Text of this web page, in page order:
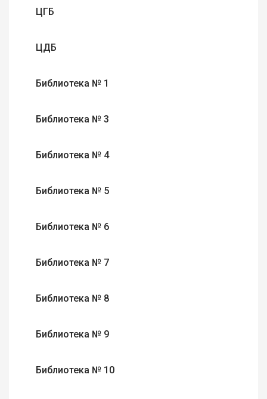
ЦГБ
ЦДБ
Библиотека № 1
Библиотека № 3
Библиотека № 4
Библиотека № 5
Библиотека № 6
Библиотека № 7
Библиотека № 8
Библиотека № 9
Библиотека № 10